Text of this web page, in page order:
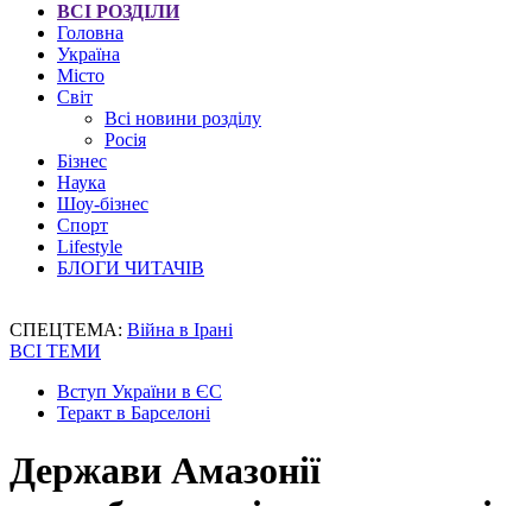
ВСІ РОЗДІЛИ
Головна
Україна
Місто
Світ
Всі новини розділу
Росія
Бізнес
Наука
Шоу-бізнес
Спорт
Lifestyle
БЛОГИ ЧИТАЧІВ
СПЕЦТЕМА: Війна в Ірані
ВСІ ТЕМИ
Вступ України в ЄС
Теракт в Барселоні
Держави Амазонії